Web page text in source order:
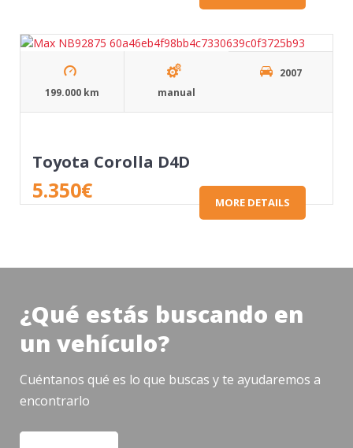
199.000 km manual
2007
Toyota Corolla D4D
5.350€ MORE DETAILS
¿Qué estás buscando en
un vehículo?
Cuéntanos qué es lo que buscas y te ayudaremos a
encontrarlo